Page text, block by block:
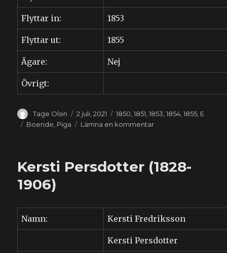
Flyttar in: 1853
Flyttar ut: 1855
Ägare: Nej
Övrigt:
Författare
Tage Olsin
Publicerat
den
2 juli, 2021 Kategorier
1850 ,1851 ,1853 ,1854 ,1855 E
Etiketter
Boende Piga Lämna en kommentartill
Kersti Persdotter (1828-
1906)
Namn: Kersti Fredriksson
Kersti Persdotter